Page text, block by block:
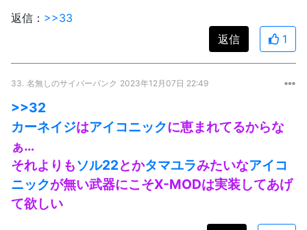
返信： >>33
返信
1
33. 名無しのサイバーパンク 2023年12月07日 22:49
>>32
カーネイジはアイコニックに恵まれてるからな
ぁ…
それよりもソル22とかタマユラみたいなアイコ
ニックが無い武器にこそX-MODは実装してあげ
て欲しい